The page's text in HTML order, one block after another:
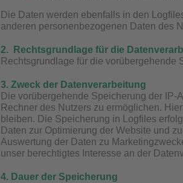
Die Daten werden ebenfalls in den
anderen personenbezogenen Daten des
2. Rechtsgrundlage für die
Rechtsgrundlage für die vorübergehende
3. Zweck der Datenverarbeitung
Die vorübergehende Speicherung der IP-
Rechner des Nutzers zu ermöglichen.
bleiben. Die Speicherung in Logfiles
Daten zur Optimierung der Website und
Auswertung der Daten zu
unser berechtigtes Interesse an der
4. Dauer der Speicherung